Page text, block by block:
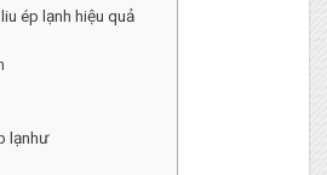
ép lạnh hiệu quả
lạnhư